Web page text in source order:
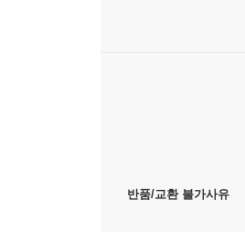
반품/교환 불가사유